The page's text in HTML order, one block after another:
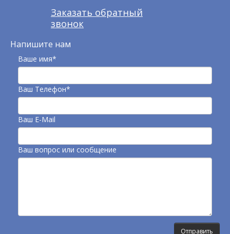
Заказать обратный
звонок
Напишите нам
Ваше имя*
Ваш Телефон*
Ваш E-Mail
Ваш вопрос или сообщение